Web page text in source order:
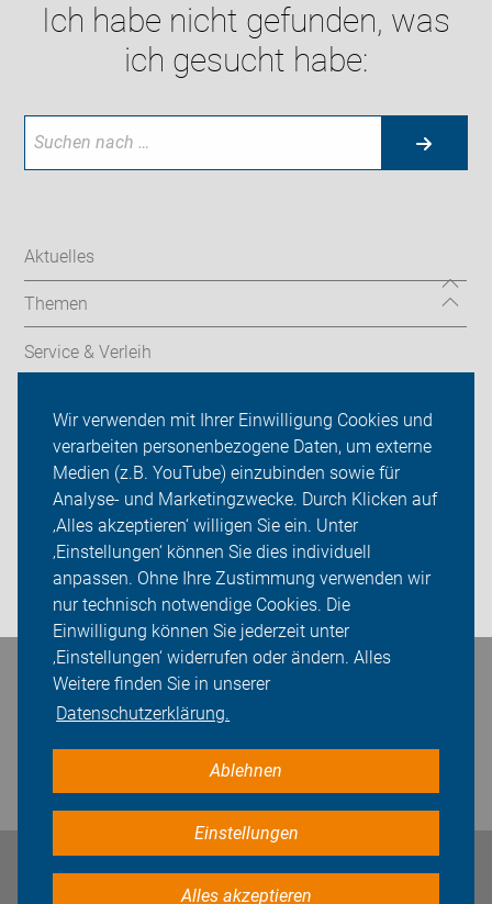
Wir verwenden mit Ihrer Einwilligung Cookies und
verarbeiten personenbezogene Daten, um externe
Medien (z.B. YouTube) einzubinden sowie für
Analyse- und Marketingzwecke. Durch Klicken auf
‚Alles akzeptieren‘ willigen Sie ein. Unter
‚Einstellungen‘ können Sie dies individuell
anpassen. Ohne Ihre Zustimmung verwenden wir
nur technisch notwendige Cookies. Die
Einwilligung können Sie jederzeit unter
‚Einstellungen‘ widerrufen oder ändern. Alles
Weitere finden Sie in unserer
Datenschutzerklärung.
Ablehnen
Einstellungen
Alles akzeptieren
Ich habe nicht gefunden, was
ich gesucht habe:
Aktuelles
Themen
Service & Verleih
Rückblicke
ADFC Unna
Sei dabei
Login
Bleiben Sie in Kontakt